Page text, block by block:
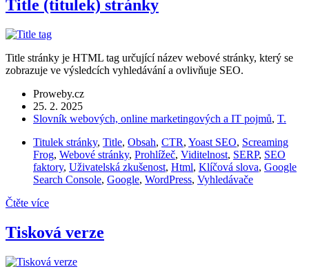
Title (titulek) stránky
Title stránky je HTML tag určující název webové stránky, který se
zobrazuje ve výsledcích vyhledávání a ovlivňuje SEO.
Proweby.cz
25. 2. 2025
Slovník webových, online marketingových a IT pojmů, T.
Titulek stránky, Title, Obsah, CTR, Yoast SEO, Screaming
Frog, Webové stránky, Prohlížeč, Viditelnost, SERP, SEO
faktory, Uživatelská zkušenost, Html, Klíčová slova, Google
Search Console, Google, WordPress, Vyhledávače
Čtěte více
Tisková verze